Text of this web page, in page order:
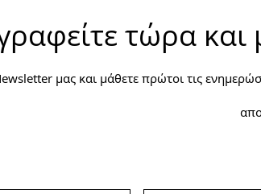
τώρα και
μας και μάθετε πρώτοι τις